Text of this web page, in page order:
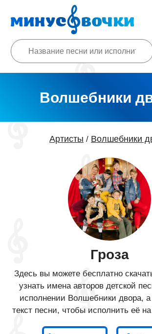
Волшебники
Артисты / Волшебники
Гроза
Здесь вы можете бесплатно
узнать имена авторов детской
исполнении Волшебники двора, а
текст песни, чтобы исполнить её